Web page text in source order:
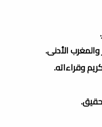
الأدنى.
وقراءاته.